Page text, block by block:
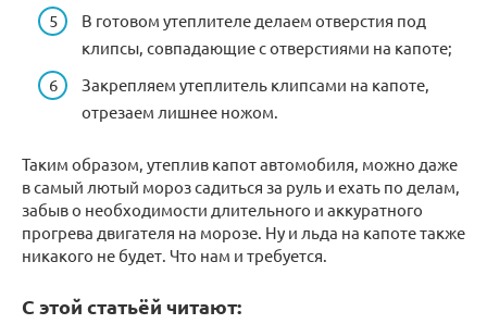
В готовом утеплителе делаем отверстия под
клипсы, совпадающие с отверстиями на капоте;
Закрепляем утеплитель клипсами на капоте,
отрезаем лишнее ножом.
Таким образом, утеплив капот автомобиля, можно даже
в самый лютый мороз садиться за руль и ехать по делам,
забыв о необходимости длительного и аккуратного
прогрева двигателя на морозе. Ну и льда на капоте также
никакого не будет. Что нам и требуется.
С этой статьёй читают: